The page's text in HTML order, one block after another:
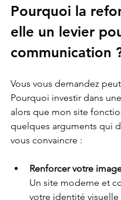
Pourquoi la
elle un levier
communication
Vous vous demandez
Pourquoi investir dans
alors que mon site
quelques arguments qui
vous convaincre :
Renforcer votre
Un site moderne et
votre identité